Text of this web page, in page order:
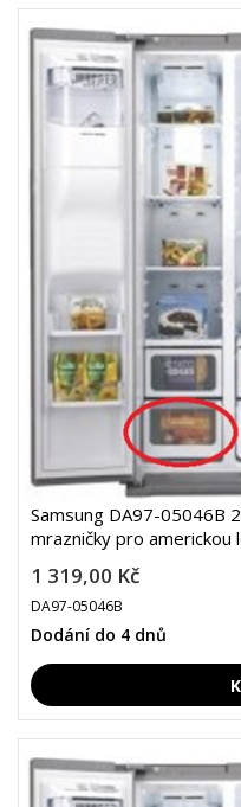
Samsung DA97-05046B
mrazničky pro americkou
1 319,00 Kč
DA97-05046B
Dodání do 4 dnů